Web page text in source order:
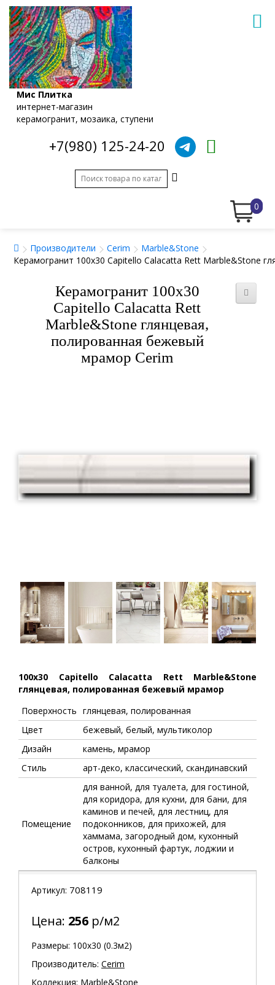
Мис Плитка
интернет-магазин
керамогранит, мозаика, ступени
+7(980) 125-24-20
0
Производители Cerim
Marble&Stone
Керамогранит 100x30 Сapitello Calacatta Rett Marble&Stone
Керамогранит 100x30
Сapitello Calacatta Rett
Marble&Stone глянцевая,
полированная бежевый
мрамор Cerim
100x30 Сapitello Calacatta Rett Marble&Stone
глянцевая, полированная бежевый мрамор
Поверхность глянцевая, полированная
Цвет
бежевый, белый, мультиколор
Дизайн
камень, мрамор
Стиль
арт-деко, классический, скандинавский
Помещение
для ванной, для туалета, для гостиной,
для коридора, для кухни, для бани, для
каминов и печей, для лестниц, для
подоконников, для прихожей, для
хаммама, загородный дом, кухонный
остров, кухонный фартук, лоджии и
балконы
Артикул: 708119
Цена: 256 р/м2
Размеры: 100х30 (0.3м2)
Производитель: Cerim
Коллекция: Marble&Stone